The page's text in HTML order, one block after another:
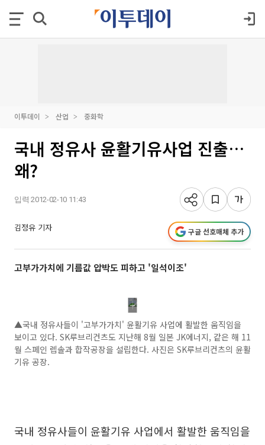
이투데이 산업 중화학
국내 정유사 윤활기유사업 진출…
왜?
입력 2012-02-10 11:43
김정유 기자 구글 선호매체 추가
고부가가치에 기름값 압박도 피하고 '일석이조'
▲국내 정유사들이 '고부가가치' 윤활기유 사업에 활발한 움직임을
보이고 있다. SK루브리컨츠도 지난해 8월 일본 JK에너지, 같은 해 11
월 스페인 렙솔과 합작공장을 설립한다. 사진은 SK루브리컨츠의 윤활
기유 공장.
국내 정유사들이 윤활기유 사업에서 활발한 움직임을